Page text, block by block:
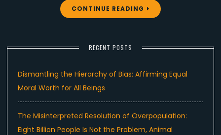
CONTINUE READING
RECENT POSTS
Dismantling the Hierarchy of Bias: Affirming Equal
Moral Worth for All Beings
The Misinterpreted Resolution of Overpopulation:
Eight Billion People Is Not the Problem, Animal